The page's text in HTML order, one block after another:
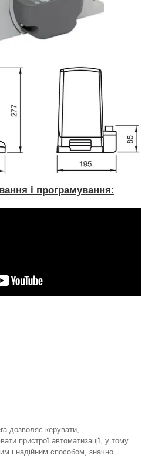
і програмування:
дозволяє керувати,
пристрої автоматизації, у тому
і надійним способом, значно